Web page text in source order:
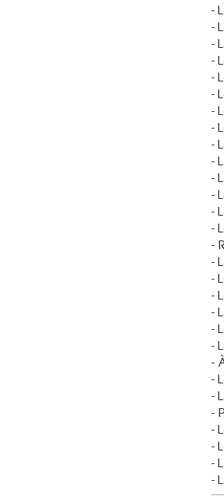
-
-
-
-
-
-
-
-
-
-
-
-
-
-
-
-
-
-
-
-
-
-
-
-
-
-
-
-
-